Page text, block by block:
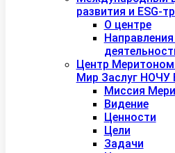
развития и ESG-
О центре
Центр
Мир Заслуг
Миссия
Видение
Ценности
Цели
Задачи